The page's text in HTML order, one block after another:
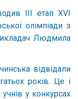
III етап ХVI
олімпіади з
Людмила
відвідали
років. Це і
у конкурсах